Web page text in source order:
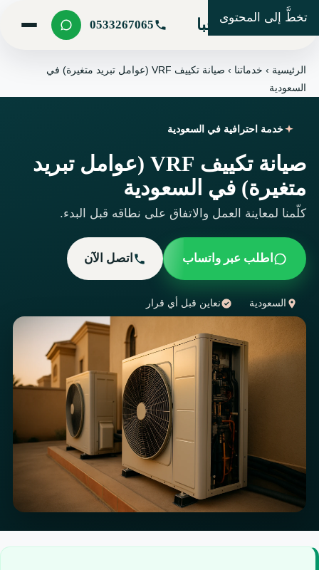
تخطَّ إلى المحتوى
شركة مرحبا 0533267065
الرئيسية › خدماتنا ›
صيانة تكييف VRF (عوامل تبريد متغيرة) في
السعودية
خدمة احترافية في السعودية
صيانة تكييف VRF (عوامل تبريد
متغيرة) في السعودية
كلّمنا لمعاينة العمل والاتفاق على نطاقه قبل البدء.
اطلب عبر واتساب اتصل الآن
السعودية نعاين قبل أي قرار